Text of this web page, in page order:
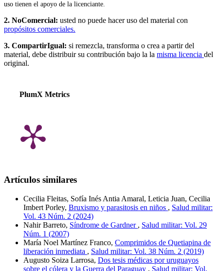
uso tienen el apoyo de la licenciante.
2. NoComercial: usted no puede hacer uso del material con
propósitos comerciales.
3. CompartirIgual: si remezcla, transforma o crea a partir del
material, debe distribuir su contribución bajo la la misma licencia del
original.
PlumX Metrics
Artículos similares
Cecilia Fleitas, Sofía Inés Antia Amaral, Leticia Juan, Cecilia
Imbert Porley, Bruxismo y parasitosis en niños , Salud militar:
Vol. 43 Núm. 2 (2024)
Nahir Barreto, Síndrome de Gardner , Salud militar: Vol. 29
Núm. 1 (2007)
María Noel Martínez Franco, Comprimidos de Quetiapina de
liberación inmediata , Salud militar: Vol. 38 Núm. 2 (2019)
Augusto Soiza Larrosa, Dos tesis médicas por uruguayos
sobre el cólera y la Guerra del Paraguay , Salud militar: Vol.